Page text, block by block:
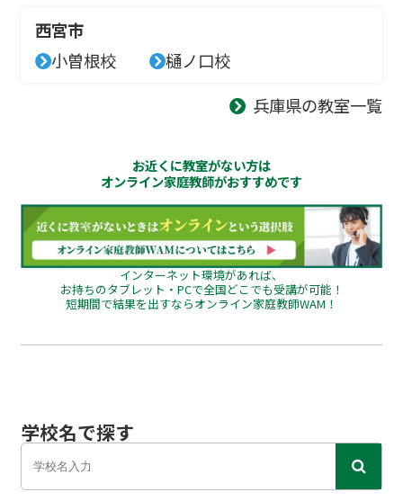
西宮市
小曽根校
樋ノ口校
兵庫県の教室一覧
お近くに教室がない方は
オンライン家庭教師がおすすめです
インターネット環境があれば、
お持ちのタブレット・PCで全国どこでも受講が可能！
短期間で結果を出すならオンライン家庭教師WAM！
学校名で探す